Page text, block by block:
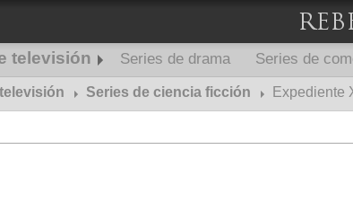
televisión Series de drama Series de
Series de ciencia ficción Expediente